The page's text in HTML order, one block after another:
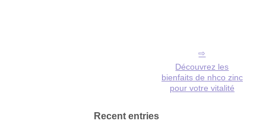
Découvrez les
bienfaits de nhco zinc
pour votre vitalité
Recent entries